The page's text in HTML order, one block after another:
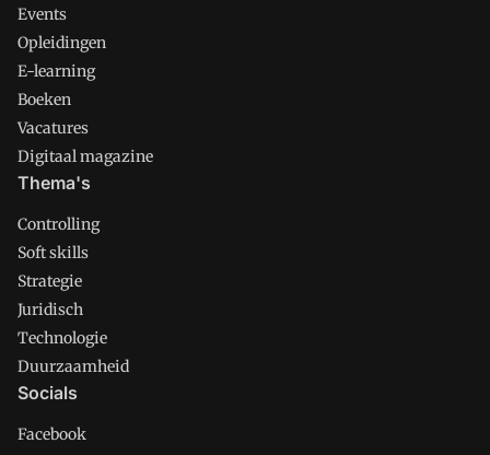
Events
Opleidingen
E-learning
Boeken
Vacatures
Digitaal magazine
Thema's
Controlling
Soft skills
Strategie
Juridisch
Technologie
Duurzaamheid
Socials
Facebook